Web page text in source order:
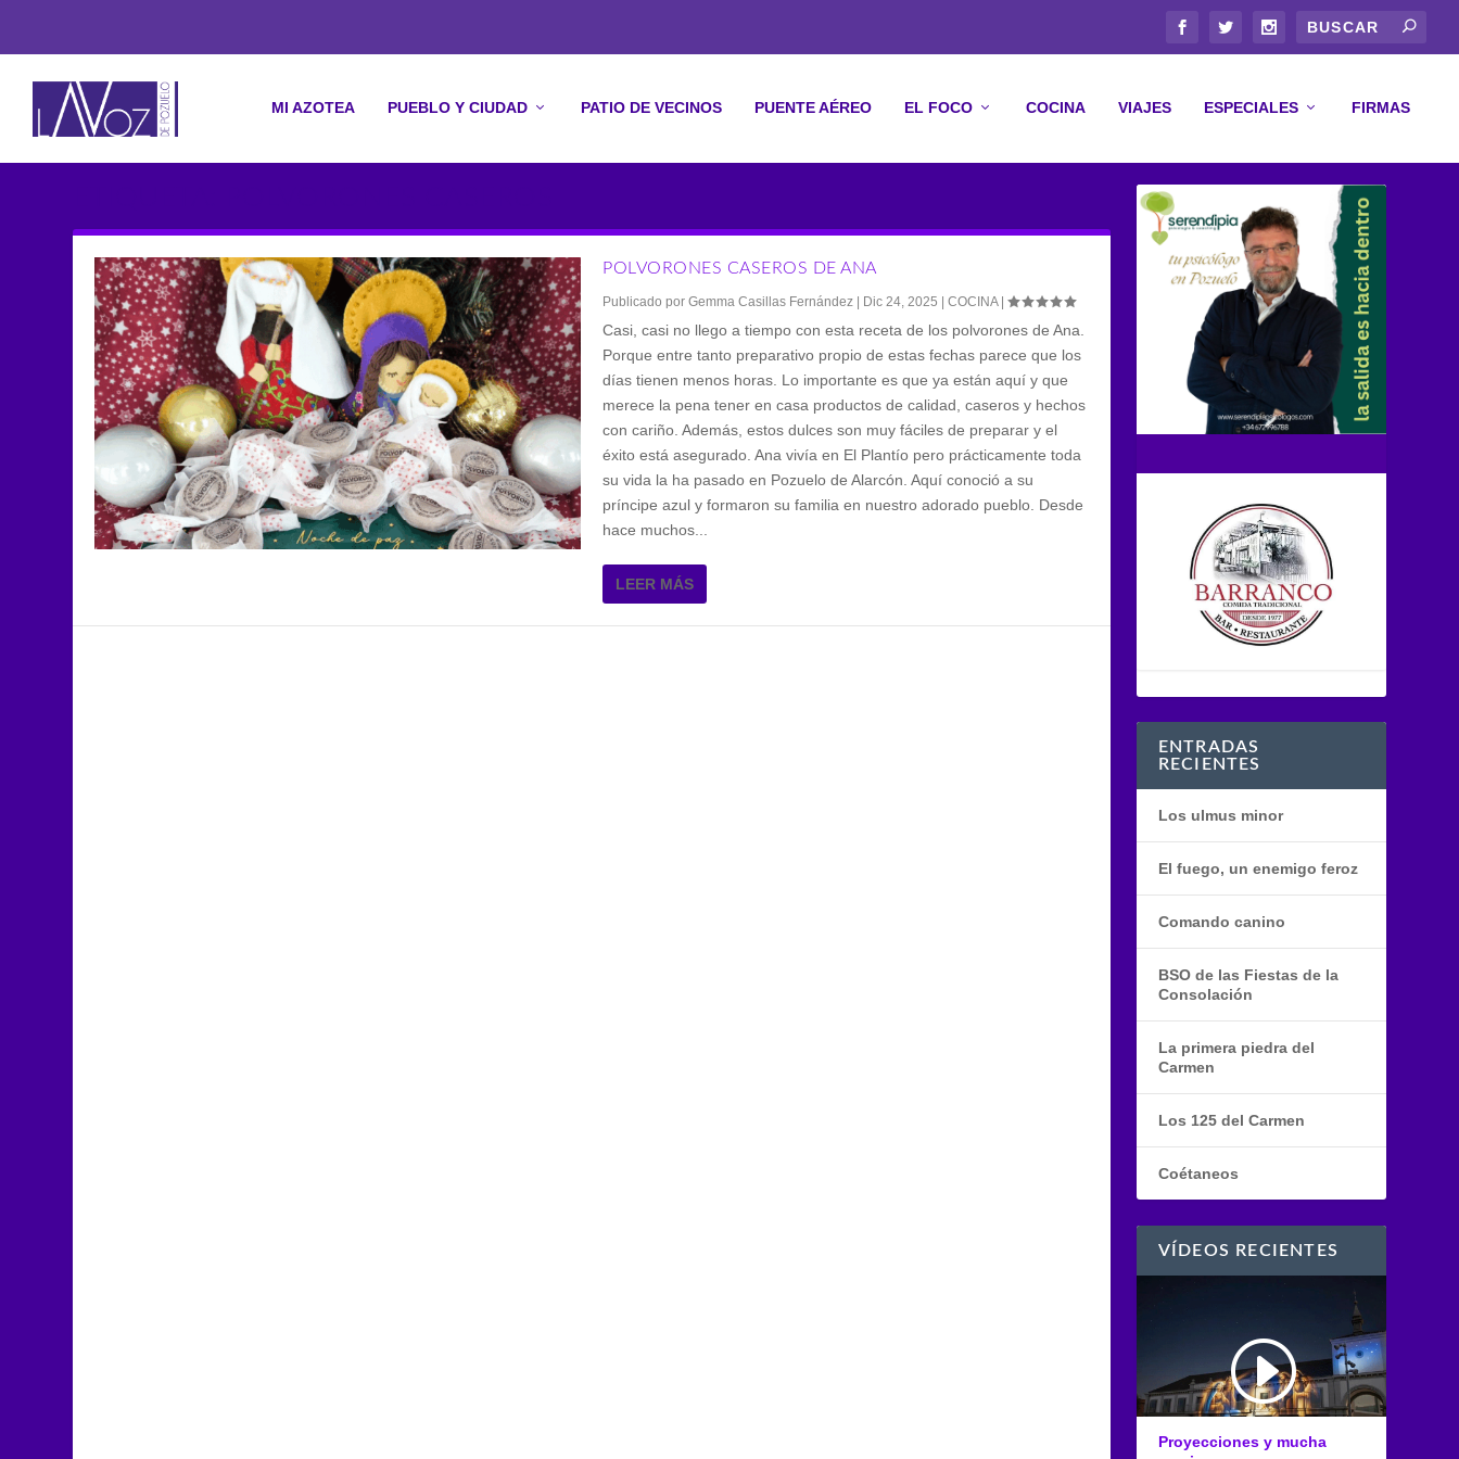
MI AZOTEA PUEBLO Y CIUDAD PATIO DE VECINOS PUENTE AÉREO EL FOCO COCINA VIAJES ESPECIALES FIRMAS
POLVORONES CASEROS DE ANA
Publicado porGemma Casillas Fernández Dic 24, 2025 |COCINA|
Casi, casi no llego a tiempo con esta receta de los polvorones de Ana.
Porque entre tanto preparativo propio de estas fechas parece que los
días tienen menos horas. Lo importante es que ya están aquí y que
merece la pena tener en casa productos de calidad, caseros y hechos
con cariño. Además, estos dulces son muy fáciles de preparar y el
éxito está asegurado. Ana vivía en El Plantío pero prácticamente toda
su vida la ha pasado en Pozuelo de Alarcón. Aquí conoció a su
príncipe azul y formaron su familia en nuestro adorado pueblo. Desde
hace muchos...
LEER MÁS
ENTRADAS
RECIENTES
Los ulmus minor
El fuego, un enemigo feroz
Comando canino
BSO de las Fiestas de la
Consolación
La primera piedra del
Carmen
Los 125 del Carmen
Coétaneos
VÍDEOS RECIENTES
Proyecciones y mucha